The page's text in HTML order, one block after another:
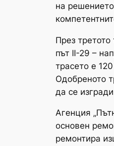
на
През
път II-29 –
трасето е
Одобреното
да се
Агенция
основен
ремонтира